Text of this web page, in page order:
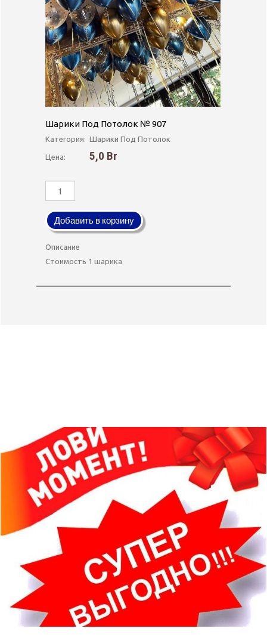
Шарики Под Потолок № 907
Категория: Шарики Под Потолок
Цена: 5,0 Br
Добавить в корзину
Описание
Стоимость 1 шарика